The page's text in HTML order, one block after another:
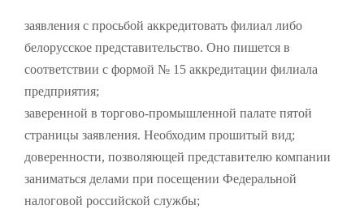
заявления с просьбой аккредитовать филиал либо
белорусское представительство. Оно пишется в
соответствии с формой № 15 аккредитации филиала
предприятия;
заверенной в торгово-промышленной палате пятой
страницы заявления. Необходим прошитый вид;
доверенности, позволяющей представителю компании
заниматься делами при посещении Федеральной
налоговой российской службы;